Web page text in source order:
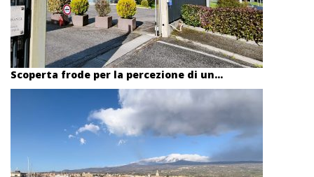
Scoperta frode per la percezione di un...